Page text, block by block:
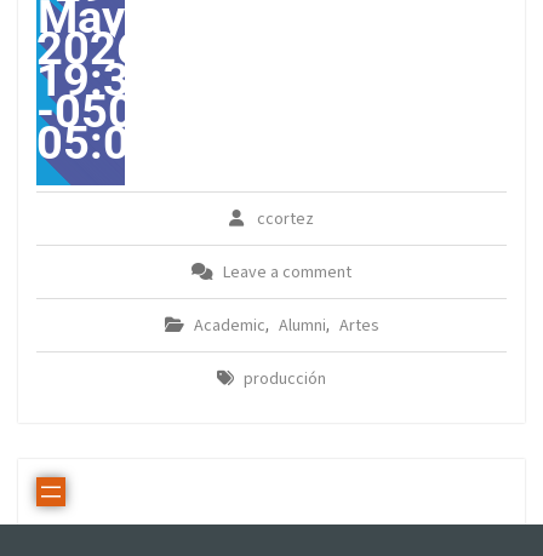
May
2026
19:31:02
-0500-
05:00America/
ccortez
Leave a comment
Academic, Alumni, Artes
producción